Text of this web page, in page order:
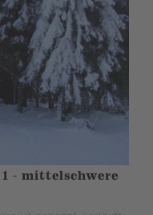
- mittelschwere